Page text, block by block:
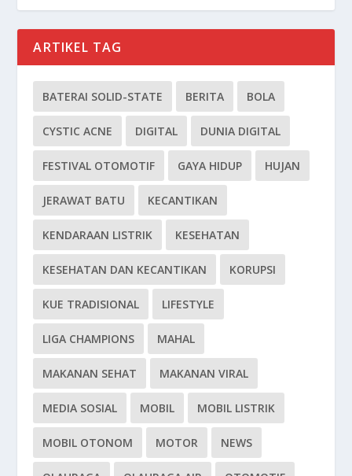
ARTIKEL TAG
BATERAI SOLID-STATE BERITA BOLA
CYSTIC ACNE DIGITAL DUNIA DIGITAL
FESTIVAL OTOMOTIF GAYA HIDUP HUJAN
JERAWAT BATU KECANTIKAN
KENDARAAN LISTRIK KESEHATAN
KESEHATAN DAN KECANTIKAN KORUPSI
KUE TRADISIONAL LIFESTYLE
LIGA CHAMPIONS MAHAL
MAKANAN SEHAT MAKANAN VIRAL
MEDIA SOSIAL MOBIL MOBIL LISTRIK
MOBIL OTONOM MOTOR NEWS